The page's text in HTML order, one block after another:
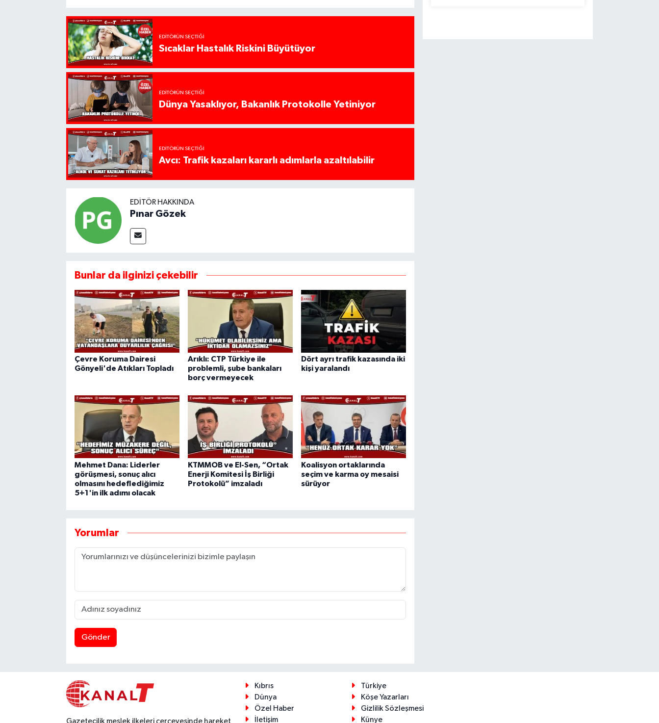
EDITÖRÜN SEÇTIĞI
Sıcaklar Hastalık Riskini Büyütüyor
EDITÖRÜN SEÇTIĞI
Dünya Yasaklıyor, Bakanlık Protokolle Yetiniyor
EDITÖRÜN SEÇTIĞI
Avcı: Trafik kazaları kararlı adımlarla azaltılabilir
EDITÖR HAKKINDA
Pınar Gözek
Bunlar da ilginizi çekebilir
Çevre Koruma Dairesi
Gönyeli'de Atıkları Topladı
Arıklı: CTP Türkiye ile
problemli, şube bankaları
borç vermeyecek
Dört ayrı trafik kazasında iki
kişi yaralandı
Mehmet Dana: Liderler
görüşmesi, sonuç alıcı
olmasını hedeflediğimiz
5+1'in ilk adımı olacak
KTMMOB ve El-Sen, “Ortak
Enerji Komitesi İş Birliği
Protokolü” imzaladı
Koalisyon ortaklarında
seçim ve karma oy mesaisi
sürüyor
Yorumlar
Gönder
Gazetecilik meslek ilkeleri çerçevesinde hareket
Kıbrıs
Türkiye
Dünya
Köşe Yazarları
Özel Haber
Gizlilik Sözleşmesi
İletişim
Künye